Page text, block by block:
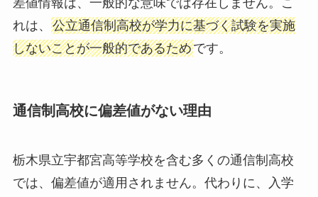
差値情報は、一般的な意味では存在しません。こ
れは、 公立通信制高校が学力に基づく試験を実施
しないことが一般的であるためです。
通信制高校に偏差値がない理由
栃木県立宇都宮高等学校を含む多くの通信制高校
では、偏差値が適用されません。代わりに、入学